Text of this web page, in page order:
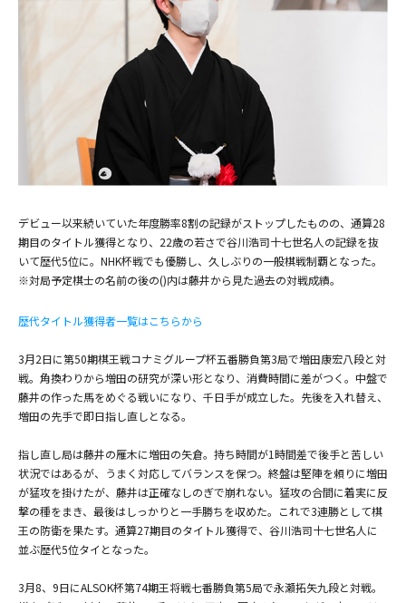
デビュー以来続いていた年度勝率8割の記録がストップしたものの、通算28
期目のタイトル獲得となり、22歳の若さで谷川浩司十七世名人の記録を抜
いて歴代5位に。NHK杯戦でも優勝し、久しぶりの一般棋戦制覇となった。
※対局予定棋士の名前の後の()内は藤井から見た過去の対戦成績。
歴代タイトル獲得者一覧はこちらから
3月2日に第50期棋王戦コナミグループ杯五番勝負第3局で増田康宏八段と対
戦。角換わりから増田の研究が深い形となり、消費時間に差がつく。中盤で
藤井の作った馬をめぐる戦いになり、千日手が成立した。先後を入れ替え、
増田の先手で即日指し直しとなる。
指し直し局は藤井の雁木に増田の矢倉。持ち時間が1時間差で後手と苦しい
状況ではあるが、うまく対応してバランスを保つ。終盤は堅陣を頼りに増田
が猛攻を掛けたが、藤井は正確なしのぎで崩れない。猛攻の合間に着実に反
撃の種をまき、最後はしっかりと一手勝ちを収めた。これで3連勝として棋
王の防衛を果たす。通算27期目のタイトル獲得で、谷川浩司十七世名人に
並ぶ歴代5位タイとなった。
3月8、9日にALSOK杯第74期王将戦七番勝負第5局で永瀬拓矢九段と対戦。